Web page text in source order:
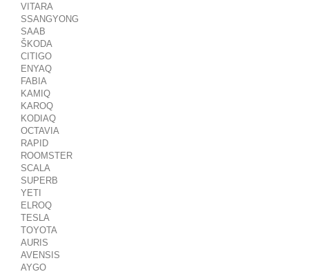
VITARA
SSANGYONG
SAAB
ŠKODA
CITIGO
ENYAQ
FABIA
KAMIQ
KAROQ
KODIAQ
OCTAVIA
RAPID
ROOMSTER
SCALA
SUPERB
YETI
ELROQ
TESLA
TOYOTA
AURIS
AVENSIS
AYGO